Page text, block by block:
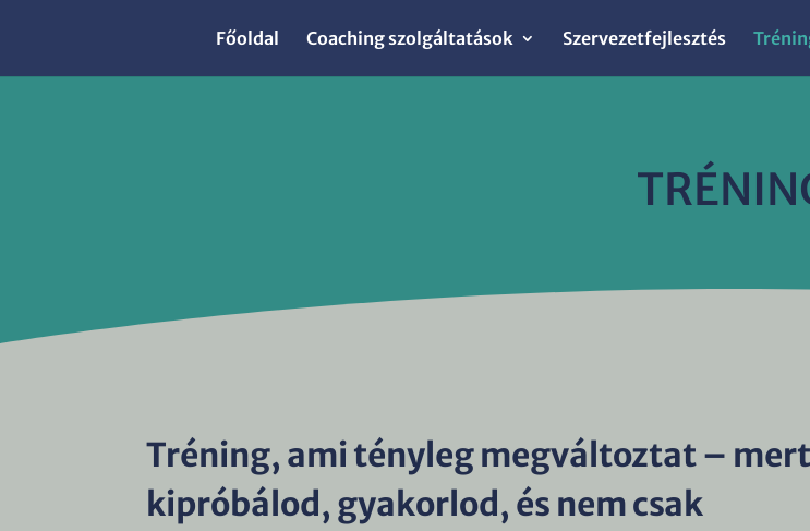
Főoldal Coaching szolgáltatások Szervezetfejlesztés
Tréning, ami tényleg megváltoztat – mert
kipróbálod, gyakorlod, és nem csak